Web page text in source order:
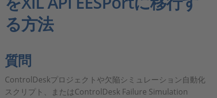
採用情報
る方法
質問
ControlDeskプロジェクトや欠陥シミュレーション自動化
スクリプト、またはControlDesk Failure Simulation